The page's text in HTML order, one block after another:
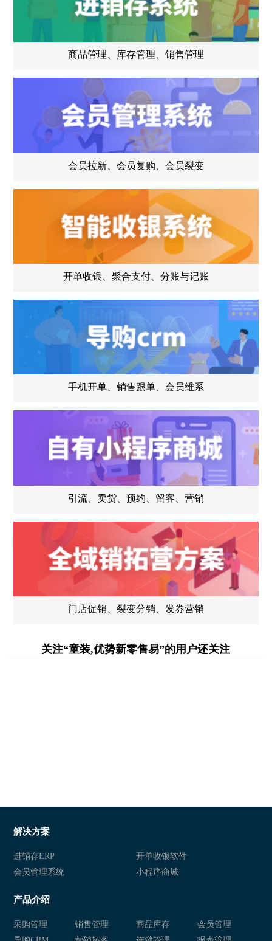
商品管理、库存管理、销售管理
会员拉新、会员复购、会员裂变
开单收银、聚合支付、分账与记账
手机开单、销售跟单、会员维系
引流、卖货、预约、留客、营销
门店促销、裂变分销、发券营销
关注“童装,优势新零售易”的用户还关注
解决方案
进销存ERP
开单收银软件
会员管理系统
小程序商城
产品介绍
采购管理 销售管理 商品库存
会员管理